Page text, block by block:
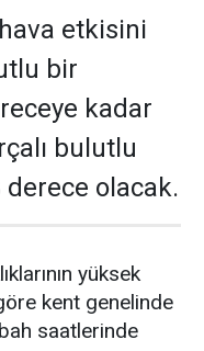
etkisini
bir
kadar
bulutlu
derece olacak.
yüksek
kent genelinde
saatlerinde